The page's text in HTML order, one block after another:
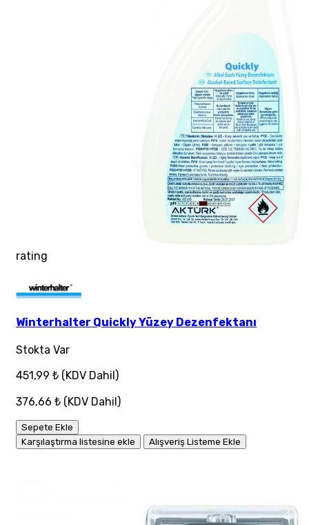
rating
Winterhalter Quickly Yüzey Dezenfektanı
Stokta Var
451,99 ₺ (KDV Dahil)
376,66 ₺ (KDV Dahil)
Sepete Ekle
Karşılaştırma listesine ekle
Alışveriş Listeme Ekle